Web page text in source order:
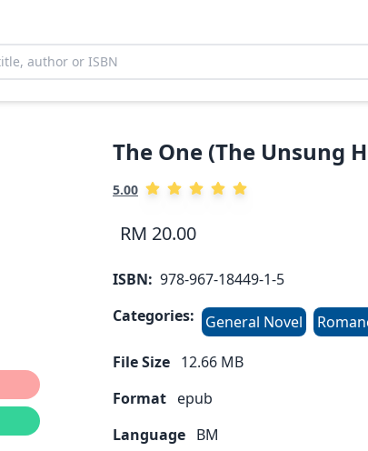
The One (The Unsung
5.00
RM 20.00
ISBN: 978-967-18449-1-5
Categories:
General Novel
File Size 12.66 MB
Format epub
Language BM